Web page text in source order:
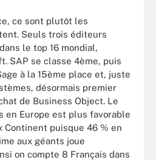
ce sont plutôt les
Seuls trois éditeurs
le top 16 mondial,
SAP se classe 4ème, puis
à la 15ème place et, juste
désormais premier
de Business Object. Le
en Europe est plus favorable
Continent puisque 46 % en
aux géants joue
on compte 8 Français dans